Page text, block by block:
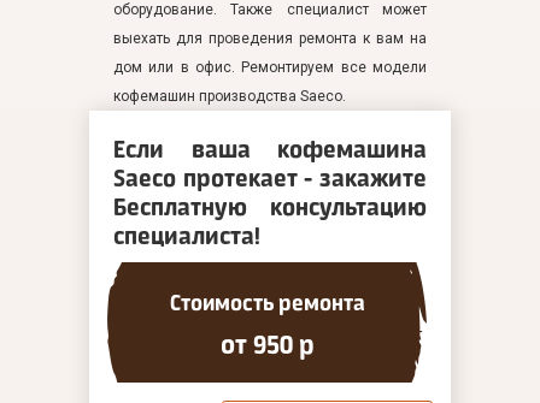
оборудование. Также специалист может
выехать для проведения ремонта к вам на
дом или в офис. Ремонтируем все модели
кофемашин производства Saeco.
Если ваша кофемашина
Saeco протекает - закажите
Бесплатную консультацию
специалиста!
Стоимость ремонта
от 950 р